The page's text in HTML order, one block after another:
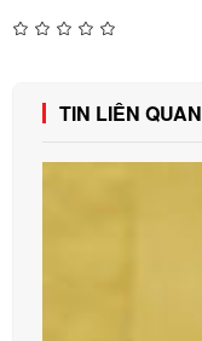
TIN LIÊN QUAN